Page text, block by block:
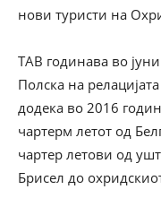
нови туристи на
ТАВ годинава во
Полска на
додека во 2016
чартерм летот од
чартер летови од
Брисел до